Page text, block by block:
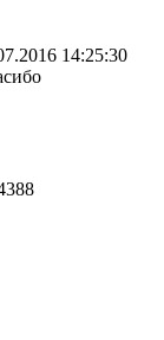
14:25:30